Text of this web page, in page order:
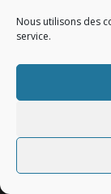
Nous utilisons des
service.